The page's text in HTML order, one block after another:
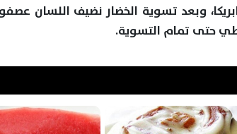
وبعد تسوية الخضار نضيف اللسان